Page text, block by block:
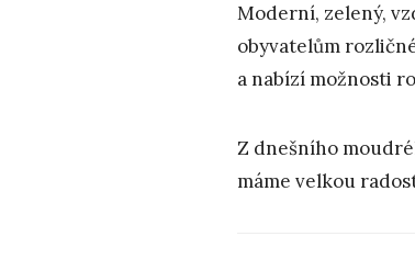
Moderní, zelený,
obyvatelům
a nabízí možnosti
Z dnešního
máme velkou